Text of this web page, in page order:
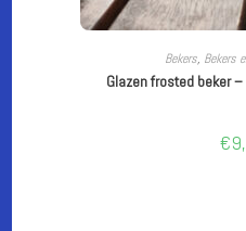
LEES
Bekers, Bekers
Glazen frosted beker
€